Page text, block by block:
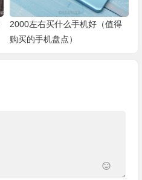
2000左右买什么手机好（值得
购买的手机盘点）